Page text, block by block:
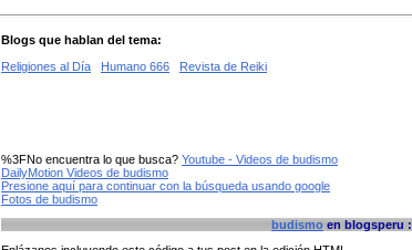
Blogs que hablan del tema:
Religiones al Día
Humano 666 Revista de Reiki
%3FNo encuentra lo que busca? Youtube - Videos de budismo
DailyMotion Videos de budismo
Presione aquí para continuar con la búsqueda usando google
Fotos de budismo
budismo en blogsperu :